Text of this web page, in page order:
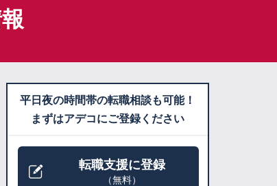
平日夜の時間帯の転職相談も可能！
まずはアデコにご登録ください
転職支援に登録
（無料）